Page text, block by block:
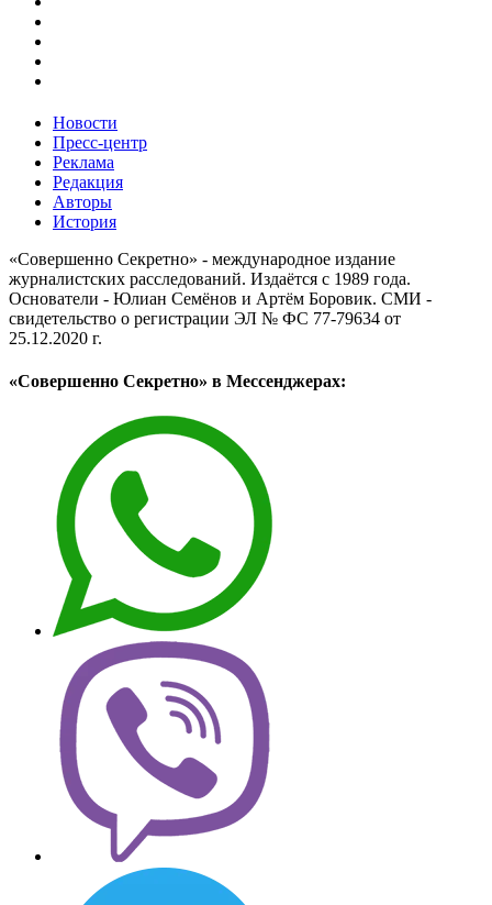
Новости
Пресс-центр
Реклама
Редакция
Авторы
История
«Совершенно Секретно» - международное издание
журналистских расследований. Издаётся с 1989 года.
Основатели - Юлиан Семёнов и Артём Боровик. CМИ -
свидетельство о регистрации ЭЛ № ФС 77-79634 от
25.12.2020 г.
«Совершенно Секретно» в Мессенджерах: